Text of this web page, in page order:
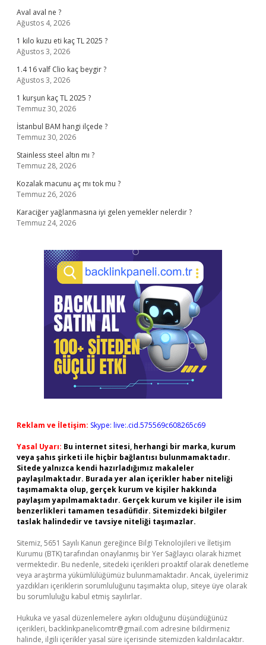
Aval aval ne ?
Ağustos 4, 2026
1 kilo kuzu eti kaç TL 2025 ?
Ağustos 3, 2026
1.4 16 valf Clio kaç beygir ?
Ağustos 3, 2026
1 kurşun kaç TL 2025 ?
Temmuz 30, 2026
İstanbul BAM hangi ilçede ?
Temmuz 30, 2026
Stainless steel altın mı ?
Temmuz 28, 2026
Kozalak macunu aç mı tok mu ?
Temmuz 26, 2026
Karaciğer yağlanmasına iyi gelen yemekler nelerdir ?
Temmuz 24, 2026
Reklam ve İletişim: Skype: live:.cid.575569c608265c69
Yasal Uyarı: Bu internet sitesi, herhangi bir marka, kurum
veya şahıs şirketi ile hiçbir bağlantısı bulunmamaktadır.
Sitede yalnızca kendi hazırladığımız makaleler
paylaşılmaktadır. Burada yer alan içerikler haber niteliği
taşımamakta olup, gerçek kurum ve kişiler hakkında
paylaşım yapılmamaktadır. Gerçek kurum ve kişiler ile isim
benzerlikleri tamamen tesadüfidir. Sitemizdeki bilgiler
taslak halindedir ve tavsiye niteliği taşımazlar.
Sitemiz, 5651 Sayılı Kanun gereğince Bilgi Teknolojileri ve İletişim
Kurumu (BTK) tarafından onaylanmış bir Yer Sağlayıcı olarak hizmet
vermektedir. Bu nedenle, sitedeki içerikleri proaktif olarak denetleme
veya araştırma yükümlülüğümüz bulunmamaktadır. Ancak, üyelerimiz
yazdıkları içeriklerin sorumluluğunu taşımakta olup, siteye üye olarak
bu sorumluluğu kabul etmiş sayılırlar.
Hukuka ve yasal düzenlemelere aykırı olduğunu düşündüğünüz
içerikleri, backlinkpanelicomtr@gmail.com adresine bildirmeniz
halinde, ilgili içerikler yasal süre içerisinde sitemizden kaldırılacaktır.